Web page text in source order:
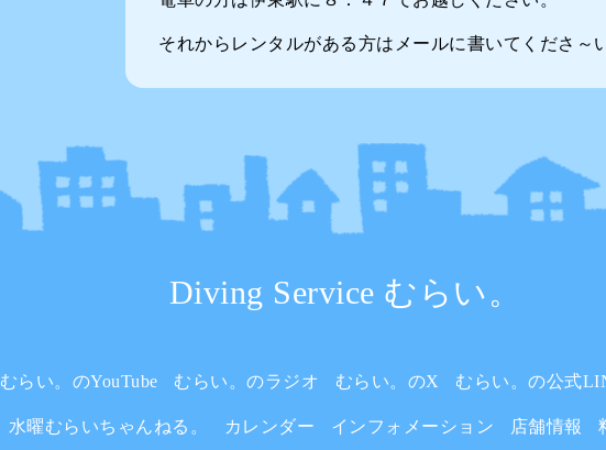
それからレンタルがある方はメールに書いてくださ～
Diving Service むらい。
むらい。のYouTube むらい。のラジオ むらい。のX むらい。の公式
水曜むらいちゃんねる。 カレンダー インフォメーション 店舗情報